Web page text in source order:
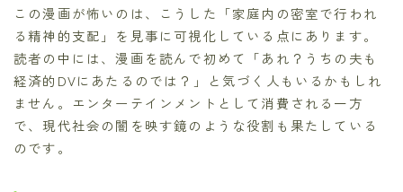
この漫画が怖いのは、こうした「家庭内の密室で行われ
る精神的支配」を見事に可視化している点にあります。
読者の中には、漫画を読んで初めて「あれ？うちの夫も
経済的DVにあたるのでは？」と気づく人もいるかもしれ
ません。エンターテインメントとして消費される一方
で、現代社会の闇を映す鏡のような役割も果たしている
のです。